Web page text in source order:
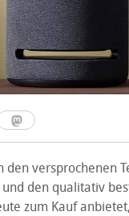
den versprochenen
den qualitativ
zum Kauf